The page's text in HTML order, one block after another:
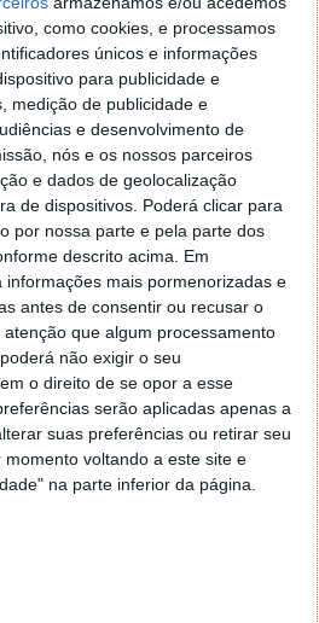
como cookies, e processamos
únicos e informações
para publicidade e
medição de publicidade e
e desenvolvimento de
nós e os nossos parceiros
e dados de geolocalização
de dispositivos. Poderá clicar para
por nossa parte e pela parte dos
descrito acima. Em
mais pormenorizadas e
antes de consentir ou recusar o
atenção que algum processamento
não exigir o seu
o direito de se opor a esse
serão aplicadas apenas a
suas preferências ou retirar seu
voltando a este site e
na parte inferior da página.
tem mais de um ano
no Google Notícias
faça uma sugestão
ARTIGO